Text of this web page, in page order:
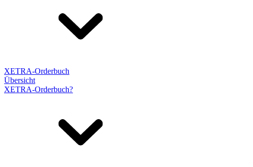
XETRA-Orderbuch
Übersicht
XETRA-Orderbuch?